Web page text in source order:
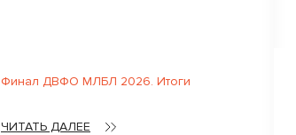
Финал ДВФО МЛБЛ 2026. Итоги
ЧИТАТЬ ДАЛЕЕ